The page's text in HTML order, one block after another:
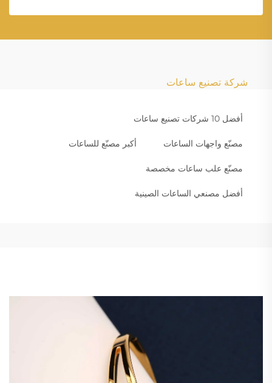
شركة تصنيع ساعات
أفضل 10 شركات تصنيع ساعات
مصنّع واجهات الساعات أكبر مصنّع للساعات
مصنّع علب ساعات مخصصة
أفضل مصنعي الساعات الصينية